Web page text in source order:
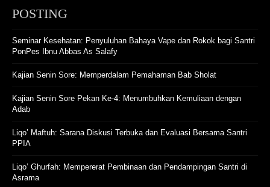
POSTING
Seminar Kesehatan: Penyuluhan Bahaya Vape dan Rokok bagi Santri
PonPes Ibnu Abbas As Salafy
Kajian Senin Sore: Memperdalam Pemahaman Bab Sholat
Kajian Senin Sore Pekan Ke-4: Menumbuhkan Kemuliaan dengan
Adab
Liqo’ Maftuh: Sarana Diskusi Terbuka dan Evaluasi Bersama Santri
PPIA
Liqo’ Ghurfah: Mempererat Pembinaan dan Pendampingan Santri di
Asrama